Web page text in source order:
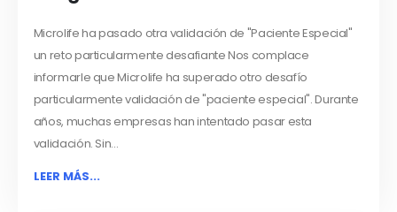
Microlife ha pasado otra validación de "Paciente Especial"
un reto particularmente desafiante Nos complace
informarle que Microlife ha superado otro desafío
particularmente validación de "paciente especial". Durante
años, muchas empresas han intentado pasar esta
validación. Sin...
LEER MÁS...